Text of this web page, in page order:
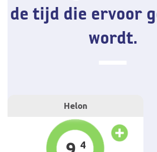
de tijd die ervoor
wordt.